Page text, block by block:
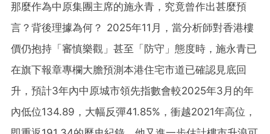
那麼作為中原集團主席的施永青，究竟曾作出甚麼預
言？背後理據為何？ 2025年11月，當分析師對香港樓
價仍抱持「審慎樂觀」甚至「防守」態度時，施永青已
在旗下報章專欄大膽預測本港住宅市道已確認見底回
升，預計3年內中原城市領先指數會較2025年3月的年
內低位134.89，大幅反彈41.85%，衝越2021年高位，